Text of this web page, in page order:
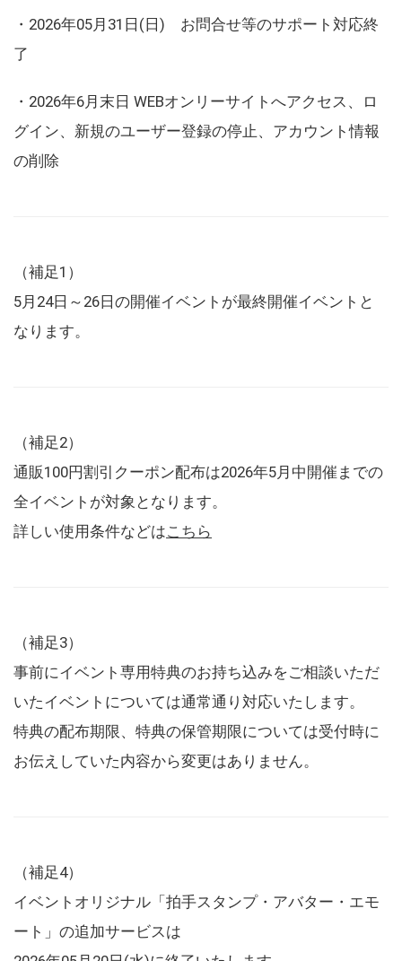
・2026年05月31日(日) お問合せ等のサポート対応終
了
・2026年6月末日 WEBオンリーサイトへアクセス、ロ
グイン、新規のユーザー登録の停止、アカウント情報
の削除
（補足1）
5月24日～26日の開催イベントが最終開催イベントと
なります。
（補足2）
通販100円割引クーポン配布は2026年5月中開催までの
全イベントが対象となります。
詳しい使用条件などはこちら
（補足3）
事前にイベント専用特典のお持ち込みをご相談いただ
いたイベントについては通常通り対応いたします。
特典の配布期限、特典の保管期限については受付時に
お伝えしていた内容から変更はありません。
（補足4）
イベントオリジナル「拍手スタンプ・アバター・エモ
ート」の追加サービスは